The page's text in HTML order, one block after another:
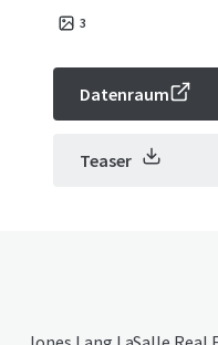
3
Datenraum
Teaser